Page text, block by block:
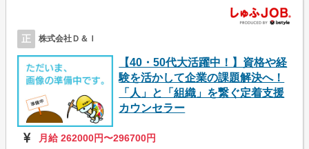
正 株式会社Ｄ＆Ｉ
【40・50代大活躍中！】資格や経
験を活かして企業の課題解決へ！
「人」と「組織」を繋ぐ定着支援
カウンセラー
月給 262000円〜296700円